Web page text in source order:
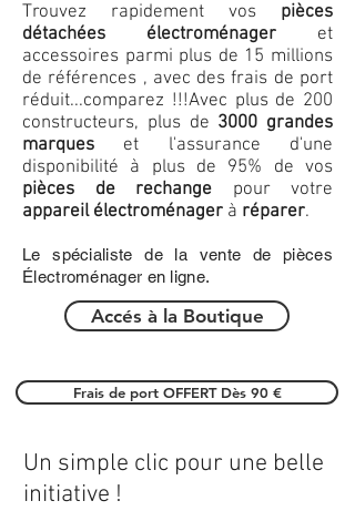
Trouvez rapidement vos pièces
détachées électroménager et
accessoires parmi plus de 15 millions
de références , avec des frais de port
réduit...comparez !!!Avec plus de 200
constructeurs, plus de 3000 grandes
marques et l'assurance d'une
disponibilité à plus de 95% de vos
pièces de rechange pour votre
appareil électroménager à réparer.
Le spécialiste de la vente de pièces
Électroménager en ligne.
Accés à la Boutique
Frais de port OFFERT Dès 90 €
Un simple clic pour une belle
initiative !